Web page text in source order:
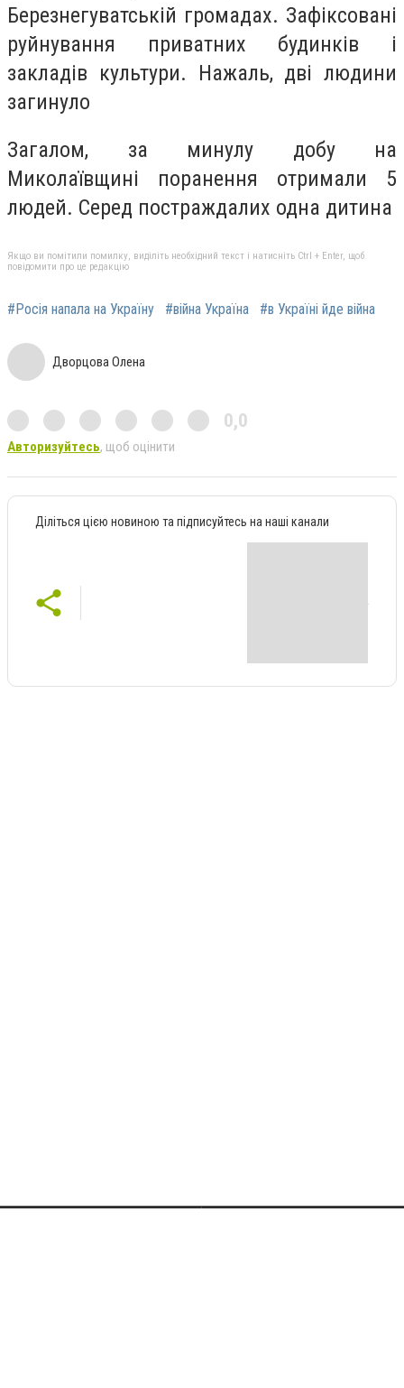
Березнегуватській громадах. Зафіксовані
руйнування приватних будинків і
закладів культури. Нажаль, дві людини
загинуло
Загалом, за минулу добу на
Миколаївщині поранення отримали 5
людей. Серед постраждалих одна дитина
Якщо ви помітили помилку, виділіть необхідний текст і натисніть Ctrl + Enter, щоб
повідомити про це редакцію
#Росія напала на Україну #війна Україна #в Україні йде війна
Дворцова Олена
0,0
Авторизуйтесь, щоб оцінити
Діліться цією новиною та підписуйтесь на наші канали